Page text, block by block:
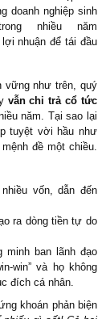
(a bird in hand is
đó, những nhà
mặt trong tay
các ban lãnh
quan trọng việc
hơn là thu
doanh
trong nhiều
lại lợi nhuận để
bền vững như
vậyvẫn chi trả
nhiều năm. Tại
tuyệt vời
là mệnh đề một